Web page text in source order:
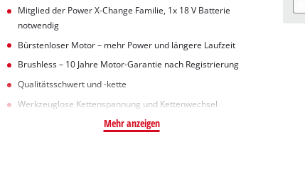
Mitglied der Power X-Change Familie, 1x 18 V Batterie
notwendig
Bürstenloser Motor – mehr Power und längere Laufzeit
Brushless – 10 Jahre Motor-Garantie nach Registrierung
Qualitätsschwert und -kette
Werkzeuglose Kettenspannung und Kettenwechsel
Mehr anzeigen